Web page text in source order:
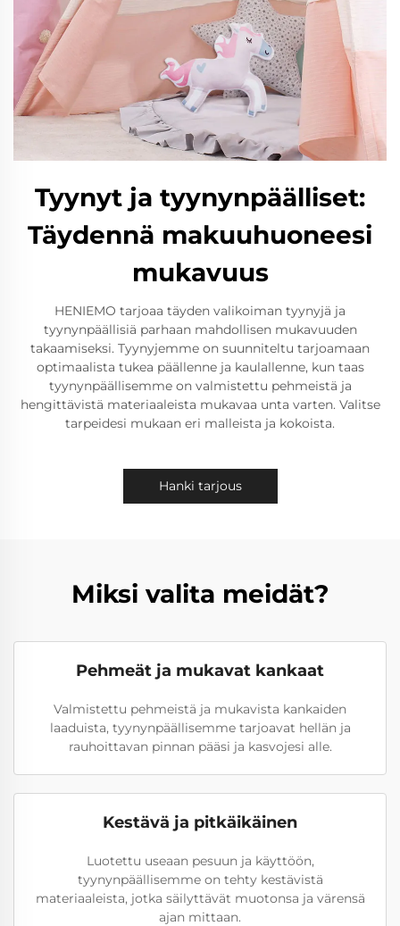
Tyynyt ja tyynynpäälliset:
Täydennä makuuhuoneesi
mukavuus
HENIEMO tarjoaa täyden valikoiman tyynyjä ja
tyynynpäällisiä parhaan mahdollisen mukavuuden
takaamiseksi. Tyynyjemme on suunniteltu tarjoamaan
optimaalista tukea päällenne ja kaulallenne, kun taas
tyynynpäällisemme on valmistettu pehmeistä ja
hengittävistä materiaaleista mukavaa unta varten. Valitse
tarpeidesi mukaan eri malleista ja kokoista.
Hanki tarjous
Miksi valita meidät?
Pehmeät ja mukavat kankaat
Valmistettu pehmeistä ja mukavista kankaiden
laaduista, tyynynpäällisemme tarjoavat hellän ja
rauhoittavan pinnan pääsi ja kasvojesi alle.
Kestävä ja pitkäikäinen
Luotettu useaan pesuun ja käyttöön,
tyynynpäällisemme on tehty kestävistä
materiaaleista, jotka säilyttävät muotonsa ja värensä
ajan mittaan.